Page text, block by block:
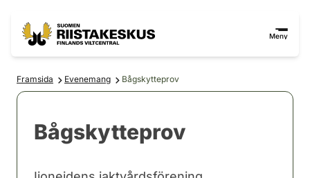
Meny
Framsida Evenemang Bågskytteprov
Bågskytteprov